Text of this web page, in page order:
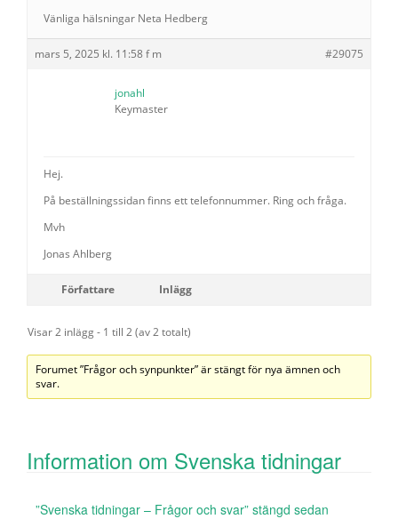
Vänliga hälsningar Neta Hedberg
mars 5, 2025 kl. 11:58 f m #29075
jonahl
Keymaster
Hej.
På beställningssidan finns ett telefonnummer. Ring och fråga.
Mvh
Jonas Ahlberg
Författare Inlägg
Visar 2 inlägg - 1 till 2 (av 2 totalt)
Forumet ”Frågor och synpunkter” är stängt för nya ämnen och
svar.
Information om Svenska tidningar
”Svenska tidningar – Frågor och svar” stängd sedan